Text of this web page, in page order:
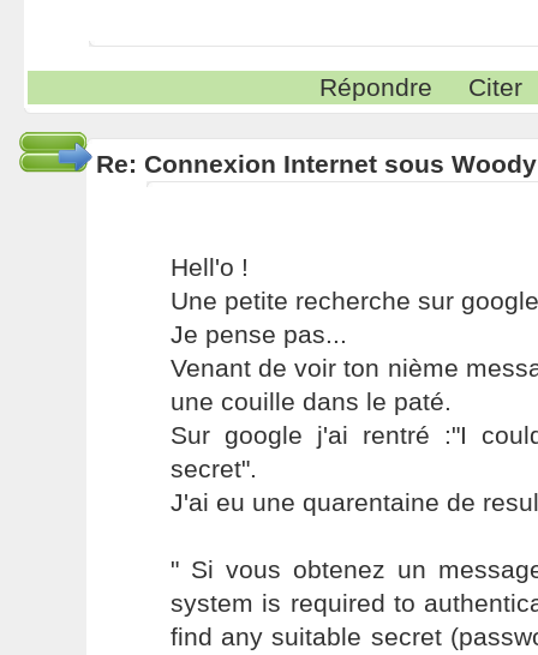
Répondre Citer
Re: Connexion Internet sous Woody
Hell'o !
Une petite recherche sur
Je pense pas...
Venant de voir ton nième
une couille dans le paté.
Sur google j'ai rentré :"I
secret".
J'ai eu une quarentaine de
" Si vous obtenez un
system is required to
find any suitable secret